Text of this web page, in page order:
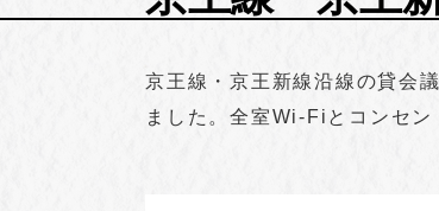
京王線・京王新線沿線の貸会
ました。全室Wi-Fiとコンセ